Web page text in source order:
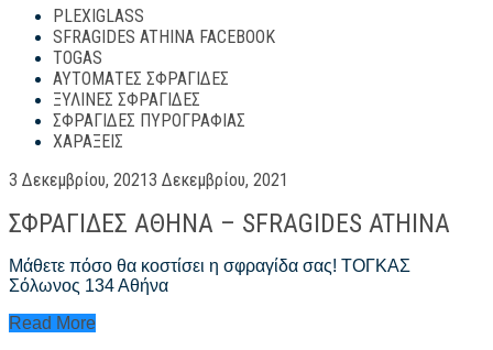
Τιμές
sfragides
athina
kentro
PLEXIGLASS
SFRAGIDES ATHINA FACEBOOK
TOGAS
ΑΥΤΌΜΑΤΕΣ ΣΦΡΑΓΊΔΕΣ
ΞΎΛΙΝΕΣ ΣΦΡΑΓΊΔΕΣ
ΣΦΡΑΓΊΔΕΣ ΠΥΡΟΓΡΑΦΊΑΣ
ΧΑΡΆΞΕΙΣ
Posted
3 Δεκεμβρίου, 20213 Δεκεμβρίου, 2021
ΣΦΡΑΓΙΔΕΣ ΑΘΗΝΑ – SFRAGIDES ATHINA
Μάθετε πόσο θα κοστίσει η σφραγίδα σας! ΤΟΓΚΑΣ
Σόλωνος 134 Αθήνα
ΣΦΡΑΓΙΔΕΣ
Read More